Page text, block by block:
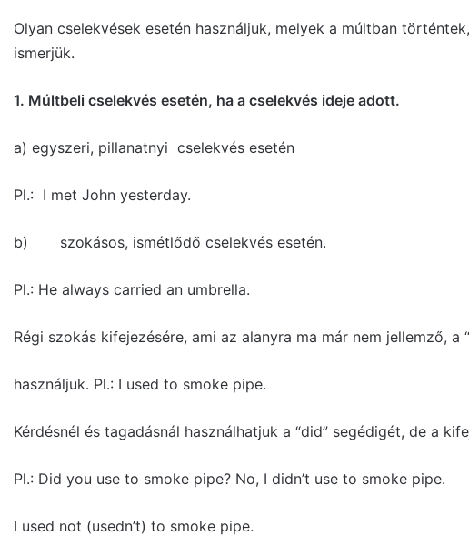
Olyan cselekvések esetén használjuk, melyek a múltban
ismerjük.
1. Múltbeli cselekvés esetén, ha a cselekvés ideje adott.
a) egyszeri, pillanatnyi cselekvés esetén
Pl.: I met John yesterday.
b) szokásos, ismétlődő cselekvés esetén.
Pl.: He always carried an umbrella.
Régi szokás kifejezésére, ami az alanyra ma már nem jellemző, a
használjuk. Pl.: I used to smoke pipe.
Kérdésnél és tagadásnál használhatjuk a “did” segédigét, de a
Pl.: Did you use to smoke pipe? No, I didn’t use to smoke pipe.
I used not (usedn’t) to smoke pipe.